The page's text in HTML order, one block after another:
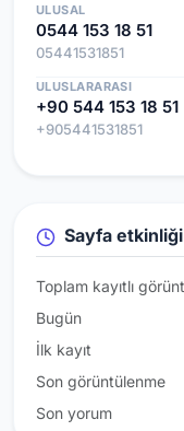
ULUSAL
0544 153 18 51
05441531851
ULUSLARARASI
+90 544 153 18 51
+905441531851
Sayfa etkinliği
Toplam kayıtlı
Bugün
İlk kayıt
Son görüntülenme
Son yorum